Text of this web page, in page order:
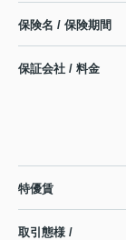
保険名 / 保険期間
保証会社 / 料金
特優賃
取引態様 /